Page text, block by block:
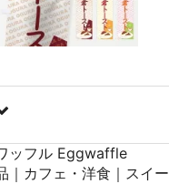
41808
43400
ッフル Eggwaffle
｜カフェ・洋食｜スイー